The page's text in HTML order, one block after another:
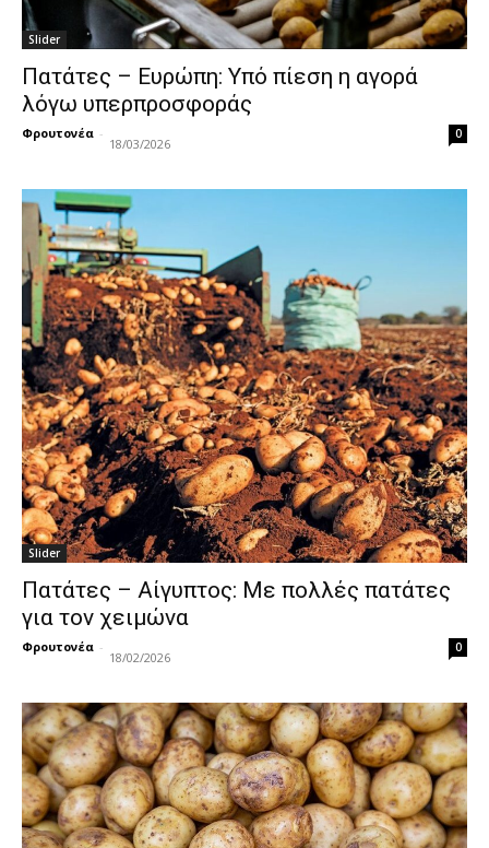
Slider
Πατάτες – Ευρώπη: Υπό πίεση η αγορά
λόγω υπερπροσφοράς
Φρουτονέα -
18/03/2026
0
Slider
Πατάτες – Αίγυπτος: Με πολλές πατάτες
για τον χειμώνα
Φρουτονέα -
18/02/2026
0